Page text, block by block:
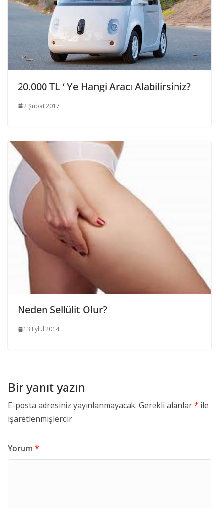
20.000 TL ‘ Ye Hangi Aracı Alabilirsiniz?
2 Şubat 2017
Neden Sellülit Olur?
13 Eylül 2014
Bir yanıt yazın
E-posta adresiniz yayınlanmayacak. Gerekli alanlar* ile
işaretlenmişlerdir
Yorum *